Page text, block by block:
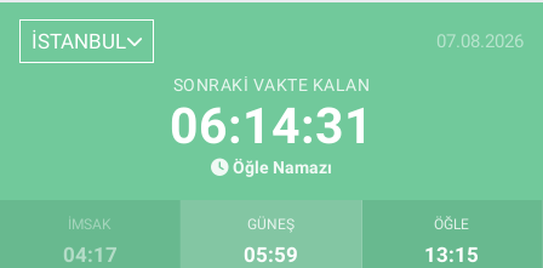
İSTANBUL 07.08.2026
SONRAKI VAKTE KALAN
06:14:30
Öğle Namazı
İMSAK
04:17
GÜNEŞ
05:59
ÖĞLE
13:15